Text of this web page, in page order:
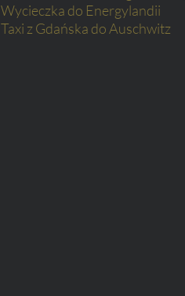
Wycieczka do Energylandii
Taxi z Gdańska do Auschwitz